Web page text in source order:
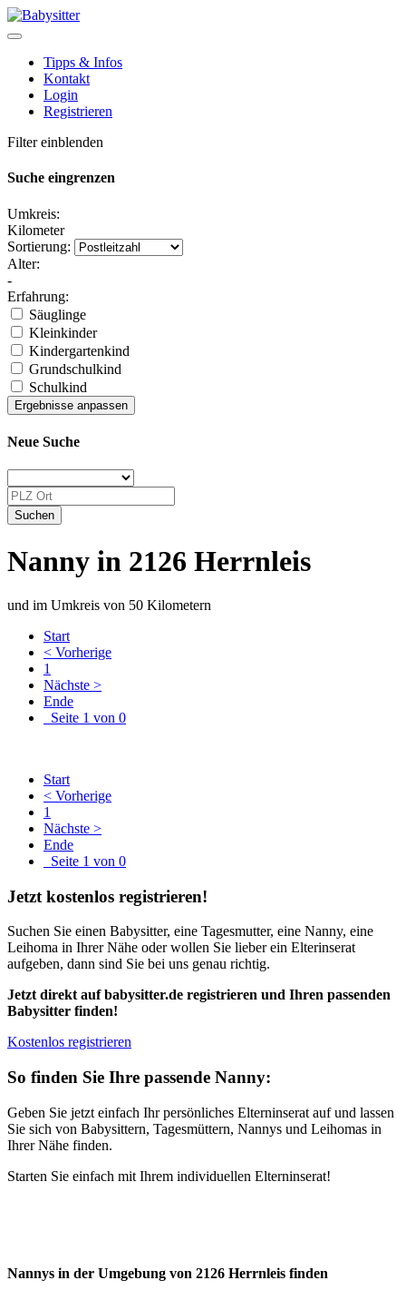
Tipps & Infos
Kontakt
Login
Registrieren
Filter einblenden
Suche eingrenzen
Umkreis:
Kilometer
Sortierung:
Alter:
-
Erfahrung:
Säuglinge
Kleinkinder
Kindergartenkind
Grundschulkind
Schulkind
Neue Suche
Nanny in 2126 Herrnleis
und im Umkreis von 50 Kilometern
Start
< Vorherige
1
Nächste >
Ende
Seite 1 von 0
Start
< Vorherige
1
Nächste >
Ende
Seite 1 von 0
Jetzt kostenlos registrieren!
Suchen Sie einen Babysitter, eine Tagesmutter, eine Nanny, eine
Leihoma in Ihrer Nähe oder wollen Sie lieber ein Elterinserat
aufgeben, dann sind Sie bei uns genau richtig.
Jetzt direkt auf babysitter.de registrieren und Ihren passenden
Babysitter finden!
Kostenlos registrieren
So finden Sie Ihre passende Nanny:
Geben Sie jetzt einfach Ihr persönliches Elterninserat auf und lassen
Sie sich von Babysittern, Tagesmüttern, Nannys und Leihomas in
Ihrer Nähe finden.
Starten Sie einfach mit Ihrem individuellen Elterninserat!
Nannys in der Umgebung von 2126 Herrnleis finden